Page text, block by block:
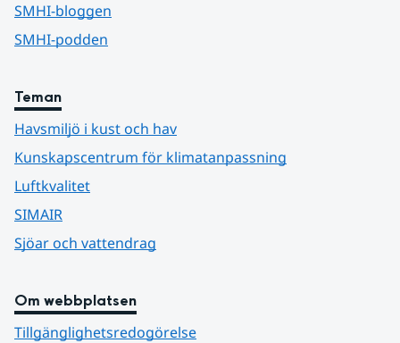
SMHI-bloggen
SMHI-podden
Teman
Havsmiljö i kust och hav
Kunskapscentrum för klimatanpassning
Luftkvalitet
SIMAIR
Sjöar och vattendrag
Om webbplatsen
Tillgänglighetsredogörelse